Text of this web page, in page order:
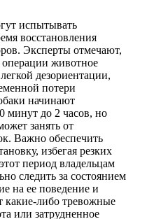
испытывать
восстановления
Эксперты отмечают,
животное
дезориентации,
потери
начинают
минут до 2 часов, но
занять от
Важно обеспечить
избегая резких
период владельцам
следить за состоянием
на ее поведение и
какие-либо тревожные
или затрудненное